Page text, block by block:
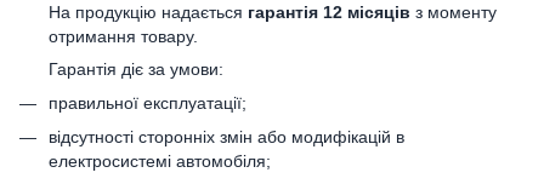
На продукцію надається гарантія 12 місяців з моменту
отримання товару.
Гарантія діє за умови:
правильної експлуатації;
відсутності сторонніх змін або модифікацій в
електросистемі автомобіля;